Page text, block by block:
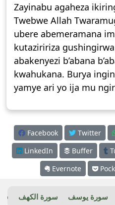
Zayinabu agaheza
Twebwe Allah
ubere abemeramana
kutaziririza
abakenyezi b’abana
kwahukana. Burya
yamye ari yo ija mu
Facebook Twitter
LinkedIn
Buffer
Evernote
سورة يوسف سورة الكهف